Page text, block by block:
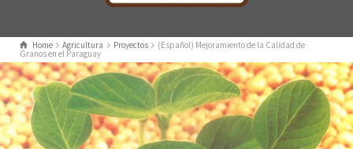
Home Agricultura Proyectos (Español) Mejoramiento de la Calidad de
Granos en el Paraguay